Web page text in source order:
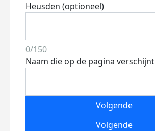
Heusden (optioneel)
0/150
Naam die op de pagina verschijnt
Volgende
Volgende